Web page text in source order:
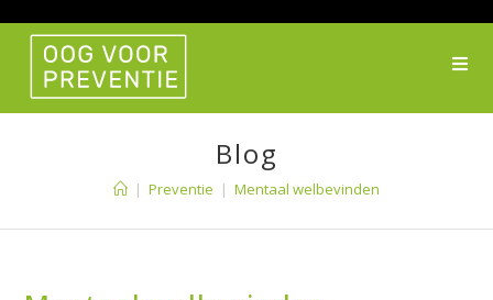
naar
inhoud
Blog
| Preventie | Mentaal welbevinden